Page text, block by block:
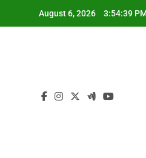
August 6, 2026 3:54:39